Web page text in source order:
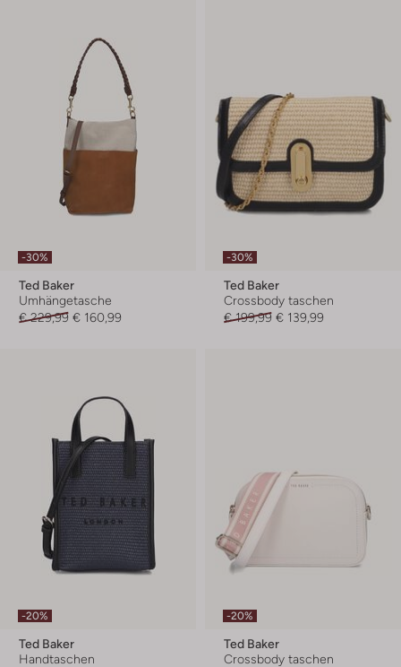
-30%
Ted Baker
Umhängetasche
€ 229,99 € 160,99
-30%
Ted Baker
Crossbody taschen
€ 199,99 € 139,99
-20%
Ted Baker
Handtaschen
-20%
Ted Baker
Crossbody taschen